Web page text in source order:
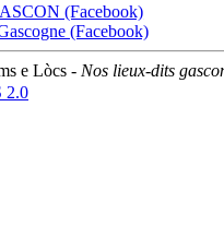
(Facebook)
(Facebook)
e Lòcs - Nos lieux-dits
2.0